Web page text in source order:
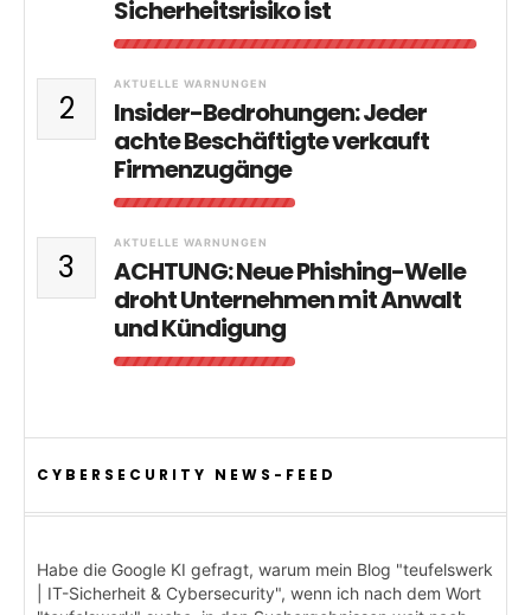
Sicherheitsrisiko ist
2
AKTUELLE WARNUNGEN
Insider-Bedrohungen: Jeder
achte Beschäftigte verkauft
Firmenzugänge
3
AKTUELLE WARNUNGEN
ACHTUNG: Neue Phishing-Welle
droht Unternehmen mit Anwalt
und Kündigung
CYBERSECURITY NEWS-FEED
Habe die Google KI gefragt, warum mein Blog "teufelswerk
| IT-Sicherheit & Cybersecurity", wenn ich nach dem Wort